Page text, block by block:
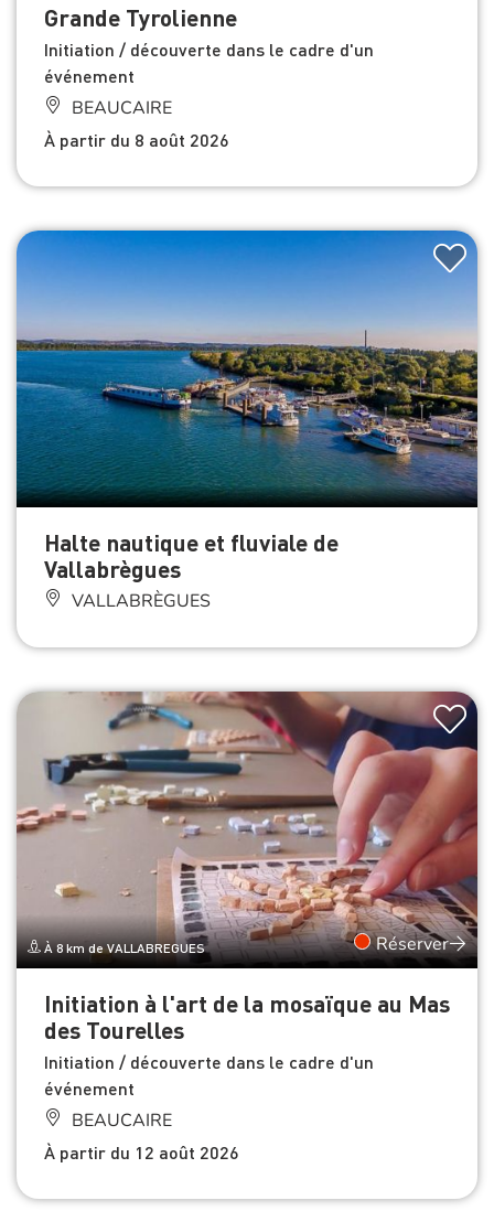
Grande Tyrolienne
Initiation / découverte dans le cadre d'un
événement
BEAUCAIRE
À partir du 8 août 2026
Halte nautique et fluviale de
Vallabrègues
VALLABRÈGUES
À 8 km de VALLABREGUES Réserver
Initiation à l'art de la mosaïque au Mas
des Tourelles
Initiation / découverte dans le cadre d'un
événement
BEAUCAIRE
À partir du 12 août 2026